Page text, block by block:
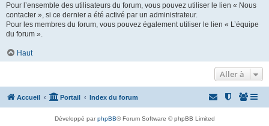
Pour l’ensemble des utilisateurs du forum, vous pouvez utiliser le lien « Nous
contacter », si ce dernier a été activé par un administrateur.
Pour les membres du forum, vous pouvez également utiliser le lien « L’équipe
du forum ».
Haut
Aller à
Accueil Portail Index du forum
Développé parphpBB® Forum Software © phpBB Limited